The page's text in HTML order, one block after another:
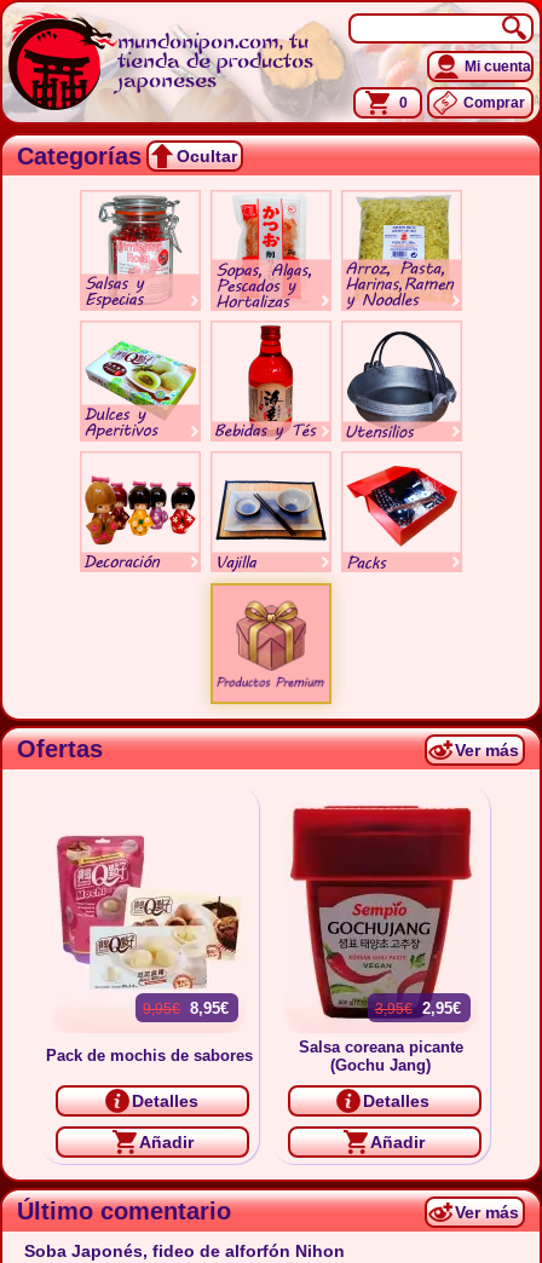
mundonipon.com, tu
tienda de productos
japoneses
Mi cuenta
0 Comprar
Categorías Ocultar
Ofertas Ver más
9,95€ 8,95€
Pack de mochis de sabores
Detalles
Añadir
3,95€ 2,95€
Salsa coreana picante
(Gochu Jang)
Detalles
Añadir
Último comentario
Ver más
Soba Japonés, fideo de alforfón Nihon